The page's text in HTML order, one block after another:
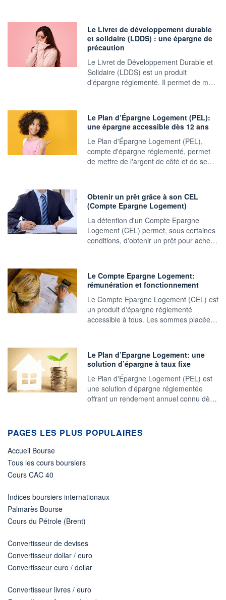
Le Livret de développement durable
et solidaire (LDDS) : une épargne de
précaution
Le Livret de Développement Durable et
Solidaire (LDDS) est un produit
d'épargne réglementé. Il permet de m…
Le Plan d’Épargne Logement (PEL):
une épargne accessible dès 12 ans
Le Plan d'Épargne Logement (PEL),
compte d'épargne réglementé, permet
de mettre de l'argent de côté et de se…
Obtenir un prêt grâce à son CEL
(Compte Epargne Logement)
La détention d'un Compte Epargne
Logement (CEL) permet, sous certaines
conditions, d'obtenir un prêt pour ache…
Le Compte Epargne Logement:
rémunération et fonctionnement
Le Compte Epargne Logement (CEL) est
un produit d'épargne réglementé
accessible à tous. Les sommes placée…
Le Plan d’Epargne Logement: une
solution d’épargne à taux fixe
Le Plan d'Épargne Logement (PEL) est
une solution d'épargne réglementée
offrant un rendement annuel connu dè…
PAGES LES PLUS POPULAIRES
Accueil Bourse
Tous les cours boursiers
Cours CAC 40
Indices boursiers internationaux
Palmarès Bourse
Cours du Pétrole (Brent)
Convertisseur de devises
Convertisseur dollar / euro
Convertisseur euro / dollar
Convertisseur livres / euro